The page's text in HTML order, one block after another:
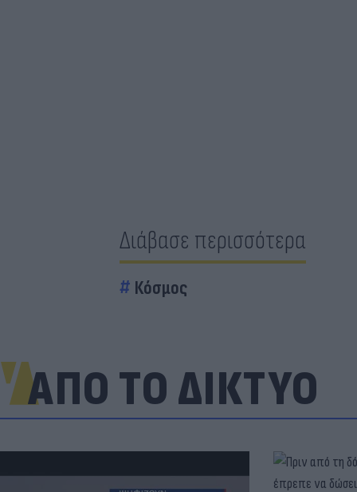
Διάβασε περισσότερα
Κόσμος
ΑΠΟ ΤΟ ΔΙΚΤΥΟ